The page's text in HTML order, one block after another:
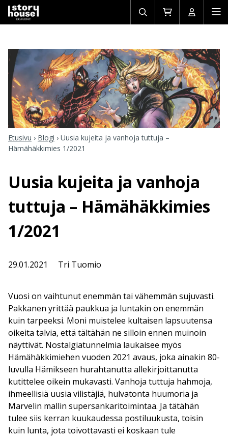
Avaa/sulje
haku
Siirry
ostoskoriin
Avaa/
Etusivu › Blogi › Uusia kujeita ja vanhoja tuttuja –
Hämähäkkimies 1/2021
Uusia kujeita ja vanhoja
tuttuja – Hämähäkkimies
1/2021
29.01.2021 Tri Tuomio
Vuosi on vaihtunut enemmän tai vähemmän sujuvasti.
Pakkanen yrittää paukkua ja luntakin on enemmän
kuin tarpeeksi. Moni muistelee kultaisen lapsuutensa
oikeita talvia, että tältähän ne silloin ennen muinoin
näyttivät. Nostalgiatunnelmia laukaisee myös
Hämähäkkimiehen vuoden 2021 avaus, joka ainakin 80-
luvulla Hämikseen hurahtanutta allekirjoittanutta
kutittelee oikein mukavasti. Vanhoja tuttuja hahmoja,
ihmeellisiä uusia vilistäjiä, hulvatonta huumoria ja
Marvelin mallin supersankaritoimintaa. Ja tätähän
tulee siis kerran kuukaudessa postiluukusta, toisin
kuin lunta, jota toivottavasti ei koskaan tule